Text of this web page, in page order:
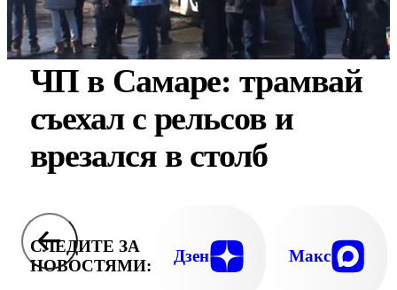
ЧП в Самаре: трамвай
съехал с рельсов и
врезался в столб
СЛЕДИТЕ ЗА
НОВОСТЯМИ:
Дзен Макс